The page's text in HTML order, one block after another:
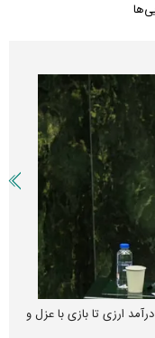
ارزی تا بازی با عزل و